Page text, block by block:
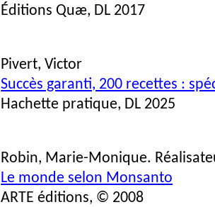
Éditions Quæ, DL 2017
Pivert, Victor
Succès garanti, 200 recettes :
Hachette pratique, DL 2025
Robin, Marie-Monique.
Le monde selon Monsanto
ARTE éditions, © 2008